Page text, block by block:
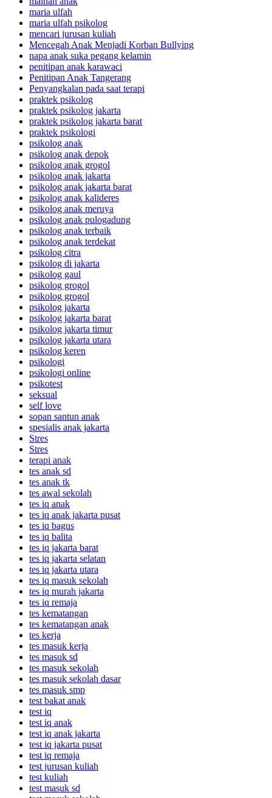
maria ulfah
maria ulfah psikolog
mencari jurusan kuliah
Mencegah Anak Menjadi Korban Bullying
napa anak suka pegang kelamin
penitipan anak karawaci
Penitipan Anak Tangerang
Penyangkalan pada saat terapi
praktek psikolog
praktek psikolog jakarta
praktek psikolog jakarta barat
praktek psikologi
psikolog anak
psikolog anak depok
psikolog anak grogol
psikolog anak jakarta
psikolog anak jakarta barat
psikolog anak kalideres
psikolog anak meruya
psikolog anak pulogadung
psikolog anak terbaik
psikolog anak terdekat
psikolog citra
psikolog di jakarta
psikolog gaul
psikolog grogol
psikolog grogol
psikolog jakarta
psikolog jakarta barat
psikolog jakarta timur
psikolog jakarta utara
psikolog keren
psikologi
psikologi online
psikotest
seksual
self love
sopan santun anak
spesialis anak jakarta
Stres
Stres
terapi anak
tes anak sd
tes anak tk
tes awal sekolah
tes iq anak
tes iq anak jakarta pusat
tes iq bagus
tes iq balita
tes iq jakarta barat
tes iq jakarta selatan
tes iq jakarta utara
tes iq masuk sekolah
tes iq murah jakarta
tes iq remaja
tes kematangan
tes kematangan anak
tes kerja
tes masuk kerja
tes masuk sd
tes masuk sekolah
tes masuk sekolah dasar
tes masuk smp
test bakat anak
test iq
test iq anak
test iq anak jakarta
test iq jakarta pusat
test iq remaja
test jurusan kuliah
test kuliah
test masuk sd